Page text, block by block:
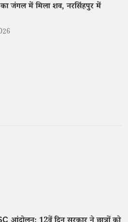
का जंगल में मिला शव, नरसिंहपुर में